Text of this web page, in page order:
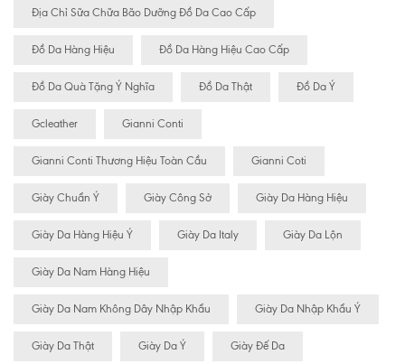
Địa Chỉ Sữa Chữa Bão Dưỡng Đồ Da Cao Cấp
Đồ Da Hàng Hiệu Đồ Da Hàng Hiệu Cao Cấp
Đồ Da Quà Tặng Ý Nghĩa Đồ Da Thật Đồ Da Ý
Gcleather Gianni Conti
Gianni Conti Thương Hiệu Toàn Cầu Gianni Coti
Giày Chuẩn Ý Giày Công Sở Giày Da Hàng Hiệu
Giày Da Hàng Hiệu Ý Giày Da Italy Giày Da Lộn
Giày Da Nam Hàng Hiệu
Giày Da Nam Không Dây Nhập Khẩu Giày Da Nhập Khẩu Ý
Giày Da Thật Giày Da Ý Giày Đế Da